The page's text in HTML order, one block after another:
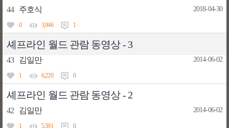
44 주호식 2018-04-30
0 3,946 1
셰프라인 월드 관람 동영상 - 3
43 김일만 2014-06-02
1 6,220 0
셰프라인 월드 관람 동영상 - 2
42 김일만 2014-06-02
1 5,591 0